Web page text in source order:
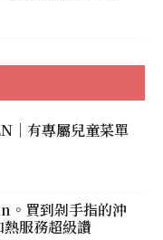
｜有專屬兒童菜單
買到剁手指的沖
服務超級讚